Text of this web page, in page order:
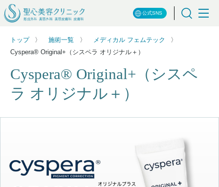
公式SNS
トップ 施術一覧
メディカル フェムテック
Cyspera® Original+（シスペラ オリジナル＋）
Cyspera® Original+（シスペ
ラ オリジナル＋）